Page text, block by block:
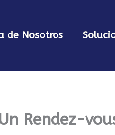
de Nosotros
Rendez-